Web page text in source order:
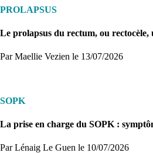
PROLAPSUS
Le prolapsus du rectum, ou rectocèle,
Par Maellie Vezien le 13/07/2026
SOPK
La prise en charge du SOPK :
Par Lénaig Le Guen le 10/07/2026